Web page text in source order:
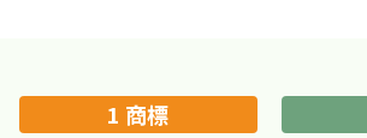
ン
1 商標